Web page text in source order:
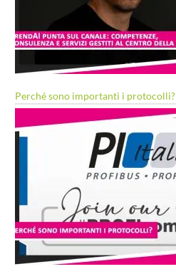
Perché sono importanti i protocolli?